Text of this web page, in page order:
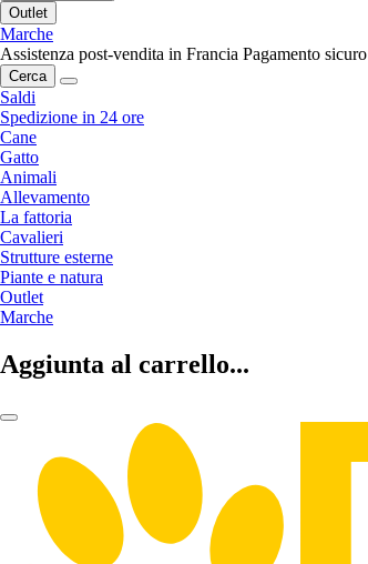
Outlet
Marche
Assistenza post-vendita in Francia Pagamento sicuro
Cerca
Saldi
Spedizione in 24 ore
Cane
Gatto
Animali
Allevamento
La fattoria
Cavalieri
Strutture esterne
Piante e natura
Outlet
Marche
Aggiunta al carrello...